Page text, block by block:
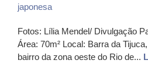
japonesa
Fotos: Lília Mendel/ Divulgação
Área: 70m² Local: Barra da
bairro da zona oeste do Rio de...